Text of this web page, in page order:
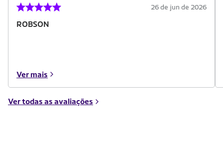
ROBSON
26 de jun de 2026
Ver mais
Ver todas as avaliações